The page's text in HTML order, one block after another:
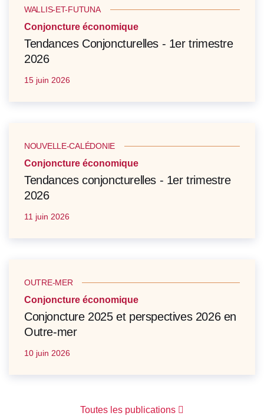
WALLIS-ET-FUTUNA
Conjoncture économique
Tendances Conjoncturelles - 1er trimestre
2026
15 juin 2026
NOUVELLE-CALÉDONIE
Conjoncture économique
Tendances conjoncturelles - 1er trimestre
2026
11 juin 2026
OUTRE-MER
Conjoncture économique
Conjoncture 2025 et perspectives 2026 en
Outre-mer
10 juin 2026
Toutes les publications